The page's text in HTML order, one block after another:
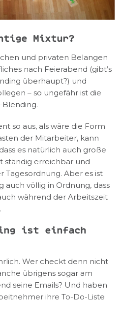
Mixtur?
und privaten Belangen
nach Feierabend (gibt’s
überhaupt?) und
– so ungefähr ist die
so aus, als wäre die Form
der Mitarbeiter, kann
es natürlich auch große
ständig erreichbar und
Tagesordnung. Aber es ist
auch völlig in Ordnung, dass
während der Arbeitszeit
ist einfach
Wer checkt denn nicht
übrigens sogar am
seine Emails? Und haben
ihre To-Do-Liste